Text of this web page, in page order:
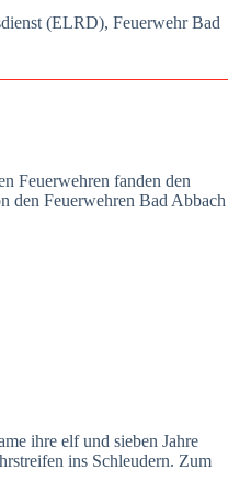
(ELRD), Feu­er­wehr Bad
Feu­er­weh­ren fan­den den
den Feu­er­weh­ren Bad Abbach
ihre elf und sie­ben Jah­re
ins Schleu­dern. Zum